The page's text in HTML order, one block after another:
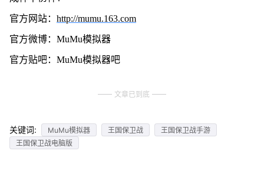
官方网站： http://mumu.163.com
官方微博：MuMu模拟器
官方贴吧：MuMu模拟器吧
文章已到底
关键词: MuMu模拟器 王国保卫战
王国保卫战手游
王国保卫战电脑版